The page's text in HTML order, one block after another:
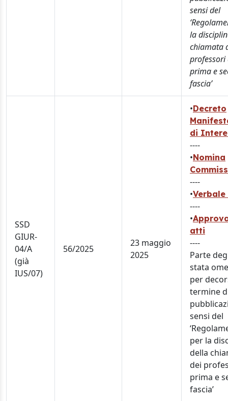
sensi del
la
chiamata
professori
prima e
fascia’
SSD
GIUR-
04/A
(già
IUS/07)
56/2025
23 maggio
2025
•Decreto
di
----
•Nomina
----
•Verbale
----
•
atti
----
Parte
stata
per
termine
sensi del
per la
della
dei
prima e
fascia’